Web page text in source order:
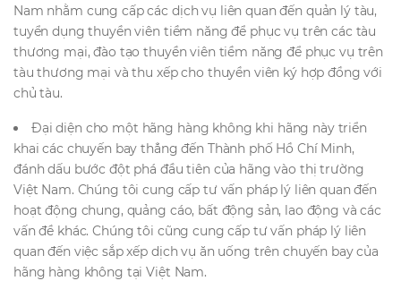
Nam nhằm cung cấp các dịch vụ liên quan đến quản lý tàu,
tuyển dụng thuyền viên tiềm năng để phục vụ trên các tàu
thương mại, đào tạo thuyền viên tiềm năng để phục vụ trên
tàu thương mại và thu xếp cho thuyền viên ký hợp đồng với
chủ tàu.
Đại diện cho một hãng hàng không khi hãng này triển
khai các chuyến bay thẳng đến Thành phố Hồ Chí Minh,
đánh dấu bước đột phá đầu tiên của hãng vào thị trường
Việt Nam. Chúng tôi cung cấp tư vấn pháp lý liên quan đến
hoạt động chung, quảng cáo, bất động sản, lao động và các
vấn đề khác. Chúng tôi cũng cung cấp tư vấn pháp lý liên
quan đến việc sắp xếp dịch vụ ăn uống trên chuyến bay của
hãng hàng không tại Việt Nam.